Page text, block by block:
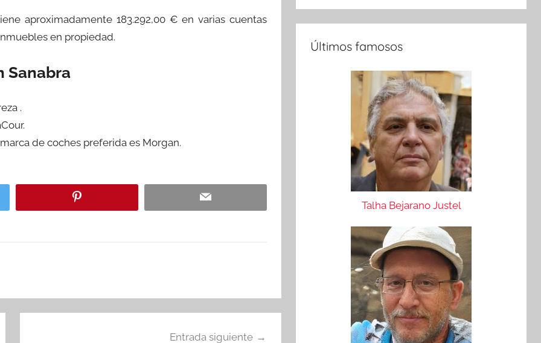
aproximadamente 183.292,00 € en varias cuentas
en propiedad.
Sanabra
.
de coches preferida es Morgan.
Entrada siguiente
Últimos famosos
Talha Bejarano Justel